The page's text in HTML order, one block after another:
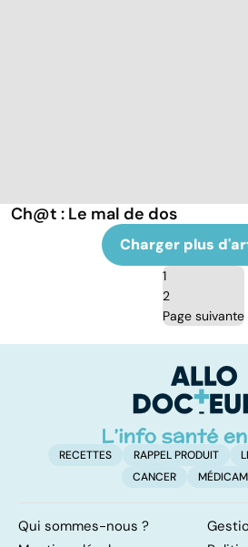
Ch@t : Le mal de dos
Charger plus
1
2
Page suivante
RECETTES RAPPEL PRODUIT
CANCER
Qui sommes-nous ?